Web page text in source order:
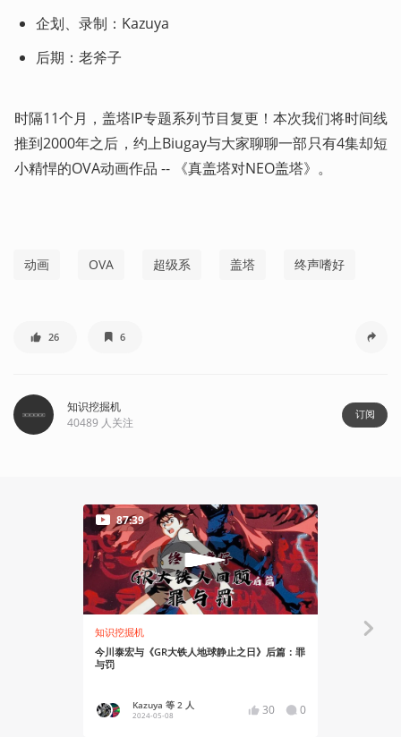
企划、录制：Kazuya
后期：老斧子
时隔11个月，盖塔IP专题系列节目复更！本次我们将时间线
推到2000年之后，约上Biugay与大家聊聊一部只有4集却短
小精悍的OVA动画作品 -- 《真盖塔对NEO盖塔》。
动画 OVA 超级系 盖塔 终声嗜好
26 6
知识挖掘机
40489 人关注
订阅
87:39
知识挖掘机
今川泰宏与《GR大铁人地球静止之日》后篇：罪
与罚
Kazuya 等 2 人
2024-05-08 30 0
知识挖掘机